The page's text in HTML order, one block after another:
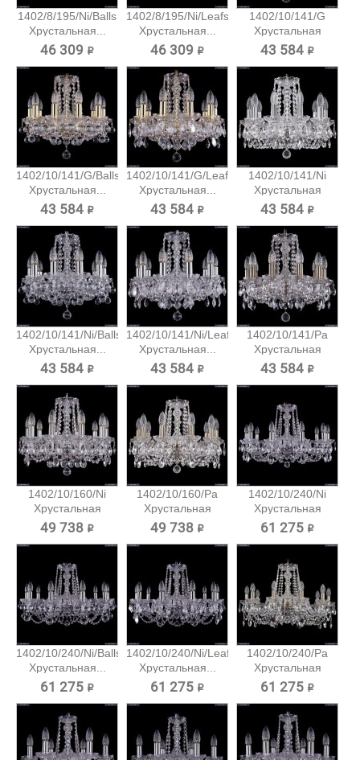
1402/8/195/Ni/Balls
Хрустальная...
46 309 ₽
1402/8/195/Ni/Leafs
Хрустальная...
46 309 ₽
1402/10/141/G
Хрустальная
подвесная...
43 584 ₽
1402/10/141/G/Balls
Хрустальная...
43 584 ₽
1402/10/141/G/Leafs
Хрустальная...
43 584 ₽
1402/10/141/Ni
Хрустальная
подвесная...
43 584 ₽
1402/10/141/Ni/Balls
Хрустальная...
43 584 ₽
1402/10/141/Ni/Leafs
Хрустальная...
43 584 ₽
1402/10/141/Pa
Хрустальная
подвесная...
43 584 ₽
1402/10/160/Ni
Хрустальная
подвесная...
49 738 ₽
1402/10/160/Pa
Хрустальная
подвесная...
49 738 ₽
1402/10/240/Ni
Хрустальная
подвесная...
61 275 ₽
1402/10/240/Ni/Balls
Хрустальная...
61 275 ₽
1402/10/240/Ni/Leafs
Хрустальная...
61 275 ₽
1402/10/240/Pa
Хрустальная
подвесная...
61 275 ₽